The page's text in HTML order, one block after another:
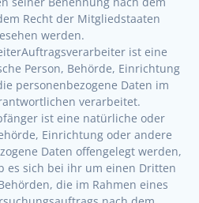
Recht der Mitgliedstaaten
werden.
ist eine
Person, Behörde, Einrichtung
personenbezogene Daten im
verarbeitet.
ist eine natürliche oder
Einrichtung oder andere
Daten offengelegt werden,
es sich bei ihr um einen Dritten
die im Rahmen eines